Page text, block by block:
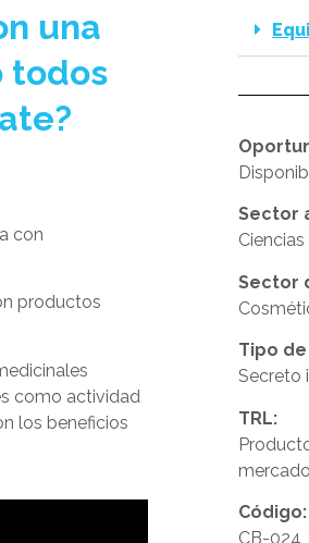
una
todos
con
productos
como actividad
los beneficios
Sector
Sector
Tipo
Secreto
TRL:
Código:
CB-024